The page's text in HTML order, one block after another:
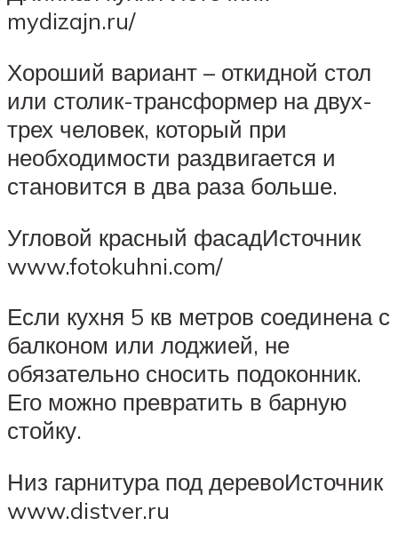
mydizajn.ru/
Хороший вариант – откидной стол
или столик-трансформер на двух-
трех человек, который при
необходимости раздвигается и
становится в два раза больше.
Угловой красный фасадИсточник
www.fotokuhni.com/
Если кухня 5 кв метров соединена с
балконом или лоджией, не
обязательно сносить подоконник.
Его можно превратить в барную
стойку.
Низ гарнитура под деревоИсточник
www.distver.ru